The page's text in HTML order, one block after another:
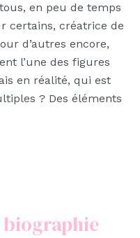
en peu de temps
certains, créatrice de
d’autres encore,
l’une des figures
en réalité, qui est
? Des éléments
biographie